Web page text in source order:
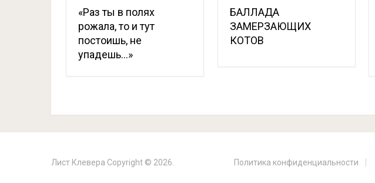
«Раз ты в полях
рожала, то и тут
постоишь, не
упадешь…»
БАЛЛАДА
ЗАМЕРЗАЮЩИХ
КОТОВ
Лист Клевера Copyright © 2026. Политика конфиденциальности